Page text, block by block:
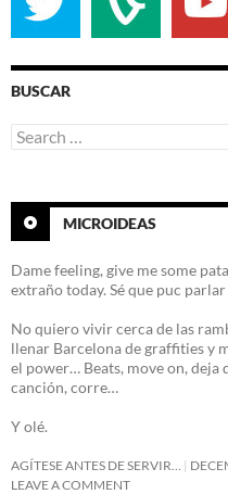
BUSCAR
Search
for:
MICROIDEAS
Dame feeling, give me some
extraño today. Sé que puc
No quiero vivir cerca de las
llenar Barcelona de graffities y
el power… Beats, move on, deja
canción, corre…
Y olé.
AGÍTESE ANTES DE SERVIR…
LEAVE A COMMENT